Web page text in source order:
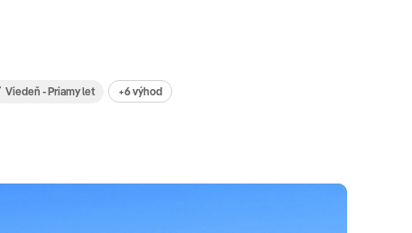
Viedeň - Priamy let +6 výhod